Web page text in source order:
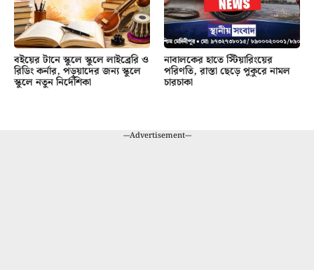
বইয়ের টানে স্কুলে স্কুলে লাইব্রেরি ও
রিডিং কর্নার, পড়ুয়াদের জন্য স্কুলে
স্কুলে নতুন নির্দেশিকা
নাবালকের হাতে স্টিয়ারিংয়ের
পরিণতি, রাস্তা ছেড়ে পুকুরে নামল
চারচাকা
---Advertisement---